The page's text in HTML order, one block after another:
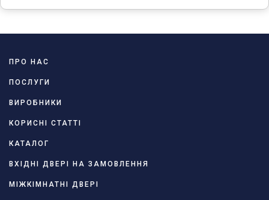
ПРО НАС
ПОСЛУГИ
ВИРОБНИКИ
КОРИСНІ СТАТТІ
КАТАЛОГ
ВХІДНІ ДВЕРІ НА ЗАМОВЛЕННЯ
МІЖКІМНАТНІ ДВЕРІ